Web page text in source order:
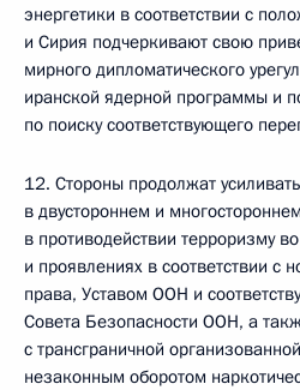
энергетики в соответствии с
и Сирия подчеркивают свою
мирного дипломатического
иранской ядерной программы и
по поиску соответствующего
12. Стороны продолжат
в двустороннем и
в противодействии терроризму
и проявлениях в соответствии с
права, Уставом ООН и
Совета Безопасности ООН, а
с трансграничной
незаконным оборотом